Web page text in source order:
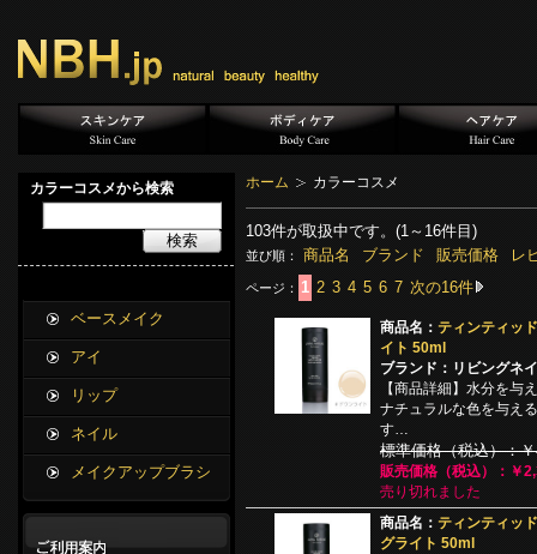
ホーム カラーコスメ
103件が取扱中です。(1～16件目)
並び順： 商品名 ブランド 販売価格 レ
ページ： 1 2 3 4 5 6 7 次の16件
商品名： ティンティッ
イト 50ml
ブランド：リビングネ
【商品詳細】水分を与
ナチュラルな色を与え
す…
標準価格（税込）：
販売価格（税込）：￥
売り切れました
商品名： ティンティッ
グライト 50ml
カラーコスメから検索
検索
ベースメイク
アイ
リップ
ネイル
メイクアップブラシ